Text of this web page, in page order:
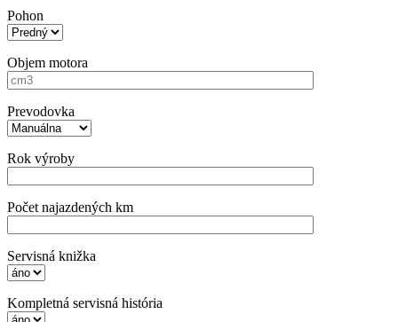
Pohon
Objem motora
Prevodovka
Rok výroby
Počet najazdených km
Servisná knižka
Kompletná servisná história